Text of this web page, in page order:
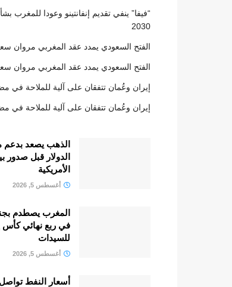
“فيفا” ينفي تقديم إنفانتينو وعودا للمغرب
2030
الفتح السعودي يمدد عقد المغربي مروان
الفتح السعودي يمدد عقد المغربي مروان
إيران وعُمان تتفقان على آلية للملاحة في
إيران وعُمان تتفقان على آلية للملاحة في
الذهب يصعد بدعم
الدولار قبل صدور
الأمريكية
أغسطس 5, 2026
المغرب يصطدم
في ربع نهائي كأس
للسيدات
أغسطس 5, 2026
أسعار النفط